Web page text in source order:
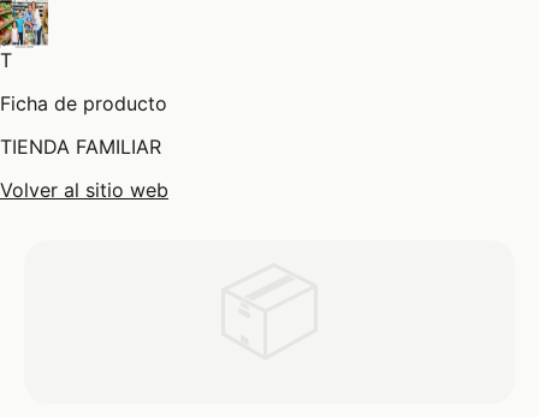
T
Ficha de producto
TIENDA FAMILIAR
Volver al sitio web